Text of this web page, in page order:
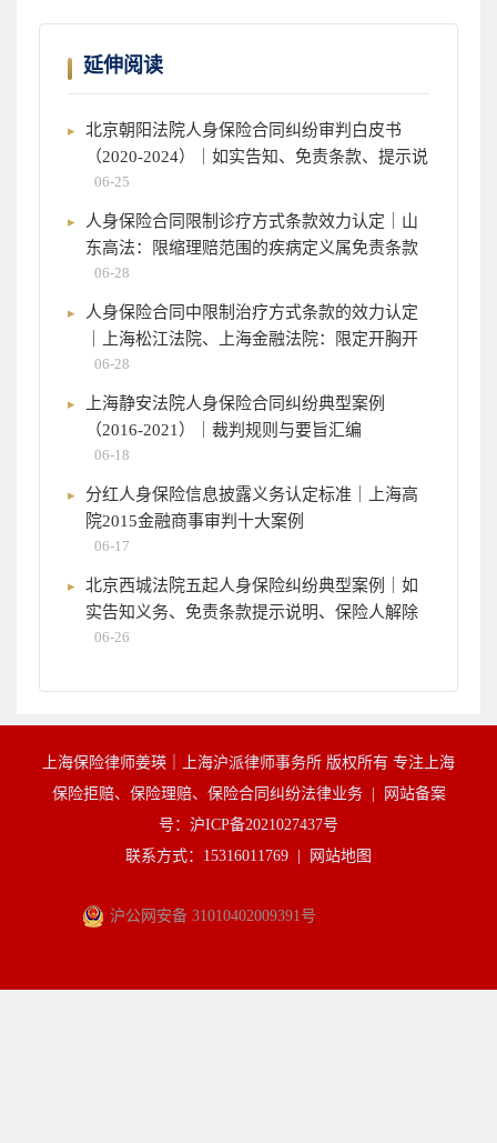
延伸阅读
北京朝阳法院人身保险合同纠纷审判白皮书
（2020-2024）｜如实告知、免责条款、提示说
06-25
人身保险合同限制诊疗方式条款效力认定｜山
东高法：限缩理赔范围的疾病定义属免责条款
06-28
人身保险合同中限制治疗方式条款的效力认定
｜上海松江法院、上海金融法院：限定开胸开
06-28
上海静安法院人身保险合同纠纷典型案例
（2016-2021）｜裁判规则与要旨汇编
06-18
分红人身保险信息披露义务认定标准｜上海高
院2015金融商事审判十大案例
06-17
北京西城法院五起人身保险纠纷典型案例｜如
实告知义务、免责条款提示说明、保险人解除
06-26
上海保险律师姜瑛｜上海沪派律师事务所 版权所有 专注上海
保险拒赔、保险理赔、保险合同纠纷法律业务 |
网站备案
号：沪ICP备2021027437号
联系方式：15316011769 |
网站地图
沪公网安备 31010402009391号